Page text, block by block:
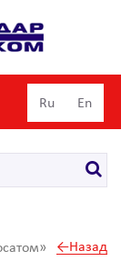
Ru En
←Назад